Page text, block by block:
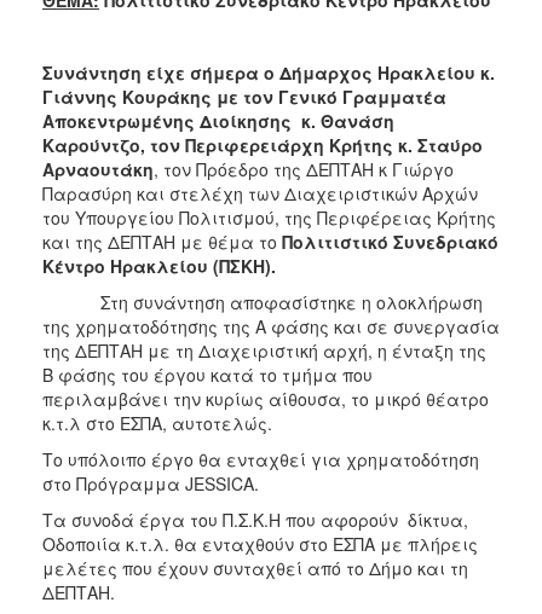
2017
2015
2013
2012
2011
2010
2006
ΔΗΜΟΤΗΣ
ΗΡΑΚΛΕΙΟ
Συνάντηση είχε σήμερα ο Δήμαρχος Ηρακλείου κ.
Γιάννης Κουράκης με τον Γενικό Γραμματέα
Αποκεντρωμένης Διοίκησης κ. Θανάση
Καρούντζο, τον Περιφερειάρχη Κρήτης κ. Σταύρο
Αρναουτάκη, τον Πρόεδρο της ΔΕΠΤΑΗ κ Γιώργο
Παρασύρη και στελέχη των Διαχειριστικών Αρχών
του Υπουργείου Πολιτισμού, της Περιφέρειας Κρήτης
και της ΔΕΠΤΑΗ με θέμα το Πολιτιστικό Συνεδριακό
Κέντρο Ηρακλείου (ΠΣΚΗ).
Στη συνάντηση αποφασίστηκε η ολοκλήρωση
της χρηματοδότησης της Α φάσης και σε συνεργασία
της ΔΕΠΤΑΗ με τη Διαχειριστική αρχή, η ένταξη της
Β φάσης του έργου κατά το τμήμα που
περιλαμβάνει την κυρίως αίθουσα, το μικρό θέατρο
κ.τ.λ στο ΕΣΠΑ, αυτοτελώς.
Το υπόλοιπο έργο θα ενταχθεί για χρηματοδότηση
στο Πρόγραμμα JESSICA.
Τα συνοδά έργα του Π.Σ.Κ.Η που αφορούν δίκτυα,
Οδοποιία κ.τ.λ. θα ενταχθούν στο ΕΣΠΑ με πλήρεις
μελέτες που έχουν συνταχθεί από το Δήμο και τη
ΔΕΠΤΑΗ.